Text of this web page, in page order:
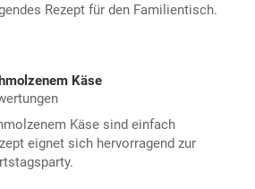
Rezept für den Familientisch.
Käse
Käse sind einfach
eignet sich hervorragend zur